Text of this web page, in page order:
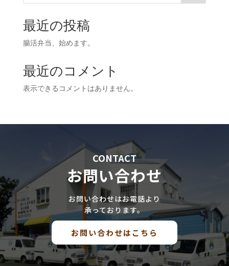
最近の投稿
腸活弁当、始めます。
最近のコメント
表示できるコメントはありません。
CONTACT
お問い合わせ
お問い合わせはお電話より
承っております。
お問い合わせはこちら